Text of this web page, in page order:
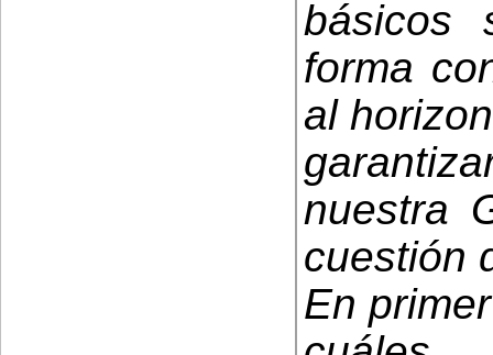
básicos
forma
al
nuestra
cuestión
En